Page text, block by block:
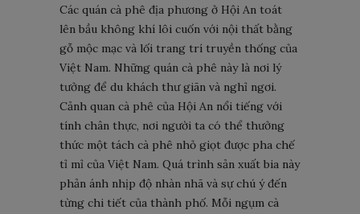
Các quán cà phê địa phương ở Hội An toát
lên bầu không khí lôi cuốn với nội thất bằng
gỗ mộc mạc và lối trang trí truyền thống của
Việt Nam. Những quán cà phê này là nơi lý
tưởng để du khách thư giãn và nghỉ ngơi.
Cảnh quan cà phê của Hội An nổi tiếng với
tính chân thực, nơi người ta có thể thưởng
thức một tách cà phê nhỏ giọt được pha chế
tỉ mỉ của Việt Nam. Quá trình sản xuất bia này
phản ánh nhịp độ nhàn nhã và sự chú ý đến
từng chi tiết của thành phố. Mỗi ngụm cà